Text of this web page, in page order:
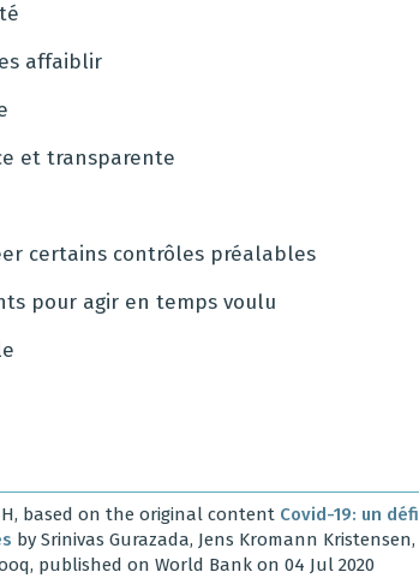
affaiblir
et transparente
certains contrôles préalables
pour agir en temps voulu
based on the original content Covid-19: un défi
by Srinivas Gurazada, Jens Kromann Kristensen,
published on World Bank on 04 Jul 2020